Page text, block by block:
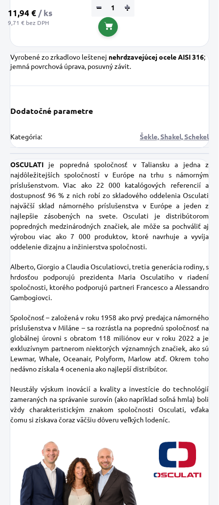
11,94 € / ks
9,71 € bez DPH
+
−
Do košíka
Vyrobené zo zrkadlovo leštenej nehrdzavejúcej ocele AISI 316;
jemná povrchová úprava, posuvný závit.
Dodatočné parametre
Kategória: Šekle, Shakel, Schekel
OSCULATI je popredná spoločnosť v Taliansku a jedna z
najdôležitejších spoločností v Európe na trhu s námorným
príslušenstvom. Viac ako 22 000 katalógových referencií a
dostupnosť 96 % z nich robí zo skladového oddelenia Osculati
najväčší sklad námorného príslušenstva v Európe a jeden z
najlepšie zásobených na svete. Osculati je distribútorom
popredných medzinárodných značiek, ale môže sa pochváliť aj
výrobou viac ako 7 000 produktov, ktoré navrhuje a vyvíja
oddelenie dizajnu a inžinierstva spoločnosti.
Alberto, Giorgio a Claudia Osculatiovci, tretia generácia rodiny, s
hrdosťou podporujú prezidenta Maria Osculatiho v riadení
spoločnosti, ktorého podporujú partneri Francesco a Alessandro
Gambogiovci.
Spoločnosť – založená v roku 1958 ako prvý predajca námorného
príslušenstva v Miláne – sa rozrástla na poprednú spoločnosť na
globálnej úrovni s obratom 118 miliónov eur v roku 2022 a je
exkluzívnym partnerom niektorých významných značiek, ako sú
Lewmar, Whale, Oceanair, Polyform, Marlow atď. Okrem toho
nedávno získala 4 ocenenia ako najlepší distribútor.
Neustály výskum inovácií a kvality a investície do technológií
zameraných na správanie surovín (ako napríklad soľná hmla) boli
vždy charakteristickým znakom spoločnosti Osculati, vďaka
čomu si získava čoraz väčšiu dôveru veľkých lodeníc.